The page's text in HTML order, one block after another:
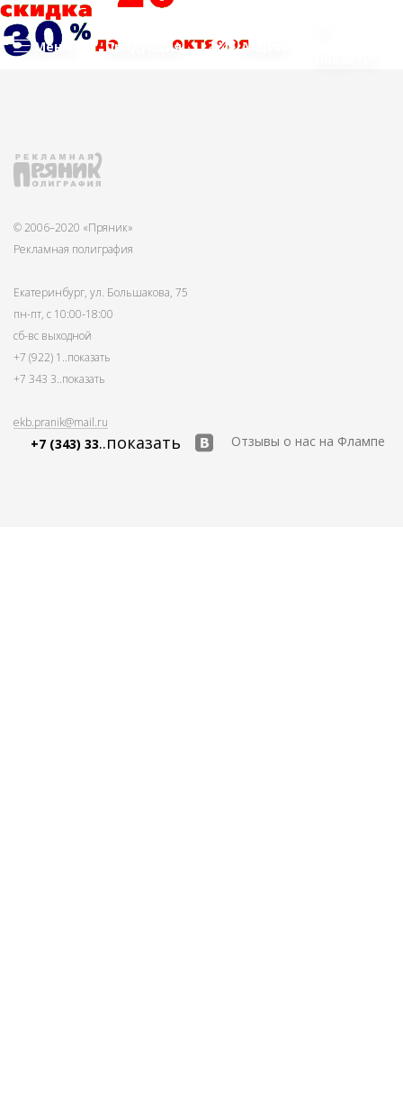
Меню Продукция
Акции
© 2006–2020 «Пряник»
Рекламная полиграфия
Екатеринбург, ул. Большакова, 75
пн-пт, с 10:00-18:00
сб-вс выходной
+7 (922) 1 ..показать
+7 343 3..показать
ekb.pranik@mail.ru
+7 (343) 33..показать Отзывы о нас на Флампе